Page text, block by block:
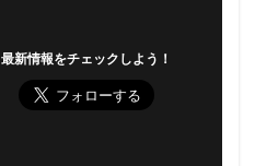
最新情報をチェックしよう！